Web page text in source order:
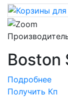
Boston
Подробнее
Получить Кп